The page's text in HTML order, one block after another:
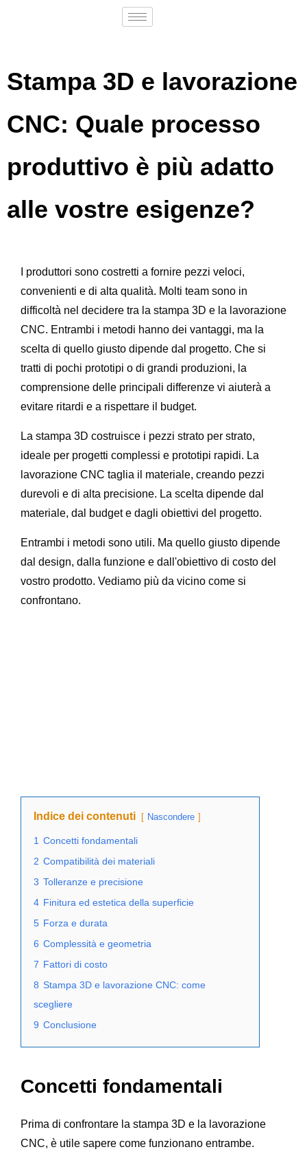
Stampa 3D e lavorazione
CNC: Quale processo
produttivo è più adatto
alle vostre esigenze?
I produttori sono costretti a fornire pezzi veloci,
convenienti e di alta qualità. Molti team sono in
difficoltà nel decidere tra la stampa 3D e la lavorazione
CNC. Entrambi i metodi hanno dei vantaggi, ma la
scelta di quello giusto dipende dal progetto. Che si
tratti di pochi prototipi o di grandi produzioni, la
comprensione delle principali differenze vi aiuterà a
evitare ritardi e a rispettare il budget.
La stampa 3D costruisce i pezzi strato per strato,
ideale per progetti complessi e prototipi rapidi. La
lavorazione CNC taglia il materiale, creando pezzi
durevoli e di alta precisione. La scelta dipende dal
materiale, dal budget e dagli obiettivi del progetto.
Entrambi i metodi sono utili. Ma quello giusto dipende
dal design, dalla funzione e dall'obiettivo di costo del
vostro prodotto. Vediamo più da vicino come si
confrontano.
Indice dei contenuti Nascondere
1 Concetti fondamentali
2 Compatibilità dei materiali
3 Tolleranze e precisione
4 Finitura ed estetica della superficie
5 Forza e durata
6 Complessità e geometria
7 Fattori di costo
8 Stampa 3D e lavorazione CNC: come
scegliere
9 Conclusione
Concetti fondamentali
Prima di confrontare la stampa 3D e la lavorazione
CNC, è utile sapere come funzionano entrambe.